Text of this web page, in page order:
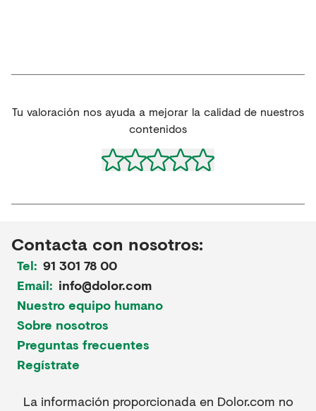
Tu valoración nos ayuda a mejorar la calidad de nuestros
contenidos
Contacta con nosotros:
Tel: 91 301 78 00
Email: info@dolor.com
Nuestro equipo humano
Sobre nosotros
Preguntas frecuentes
Regístrate
La información proporcionada en Dolor.com no